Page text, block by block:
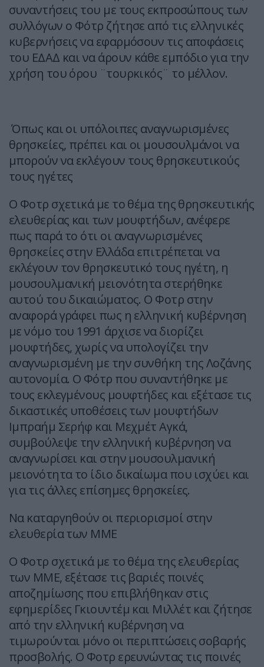
συναντήσεις του με τους εκπροσώπους των
συλλόγων ο Φότρ ζήτησε από τις ελληνικές
κυβερνήσεις να εφαρμόσουν τις αποφάσεις
του ΕΔΑΔ και να άρουν κάθε εμπόδιο για την
χρήση του όρου ¨τουρκικός¨ το μέλλον.
Όπως και οι υπόλοιπες αναγνωρισμένες
θρησκείες, πρέπει και οι μουσουλμάνοι να
μπορούν να εκλέγουν τους θρησκευτικούς
τους ηγέτες
Ο Φοτρ σχετικά με το θέμα της θρησκευτικής
ελευθερίας και των μουφτήδων, ανέφερε
πως παρά το ότι οι αναγνωρισμένες
θρησκείες στην Ελλάδα επιτρέπεται να
εκλέγουν τον θρησκευτικό τους ηγέτη, η
μουσουλμανική μειονότητα στερήθηκε
αυτού του δικαιώματος. Ο Φοτρ στην
αναφορά γράφει πως η ελληνική κυβέρνηση
με νόμο του 1991 άρχισε να διορίζει
μουφτήδες, χωρίς να υπολογίζει την
αναγνωρισμένη με την συνθήκη της Λοζάνης
αυτονομία. Ο Φότρ που συναντήθηκε με
τους εκλεγμένους μουφτήδες και εξέτασε τις
δικαστικές υποθέσεις των μουφτήδων
Ιμπραήμ Σερήφ και Μεχμέτ Αγκά,
συμβούλεψε την ελληνική κυβέρνηση να
αναγνωρίσει και στην μουσουλμανική
μειονότητα το ίδιο δικαίωμα που ισχύει και
για τις άλλες επίσημες θρησκείες.
Να καταργηθούν οι περιορισμοί στην
ελευθερία των ΜΜΕ
Ο Φοτρ σχετικά με το θέμα της ελευθερίας
των ΜΜΕ, εξέτασε τις βαριές ποινές
αποζημίωσης που επιβλήθηκαν στις
εφημερίδες Γκιουντέμ και Μιλλέτ και ζήτησε
από την ελληνική κυβέρνηση να
τιμωρούνται μόνο οι περιπτώσεις σοβαρής
προσβολής. Ο Φοτρ ερευνώντας τις ποινές